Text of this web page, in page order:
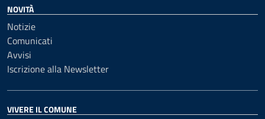
NOVITÀ
Notizie
Comunicati
Avvisi
Iscrizione alla Newsletter
VIVERE IL COMUNE